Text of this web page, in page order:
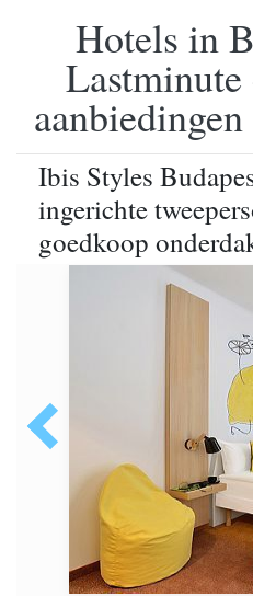
Hotels in
Lastminute
Ibis Styles
ingerichte
goedkoop